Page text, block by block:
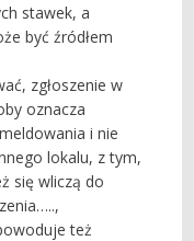
stawek, a
być źródłem
zgłoszenie w
oznacza
i nie
lokalu, z tym,
się wliczą do
też